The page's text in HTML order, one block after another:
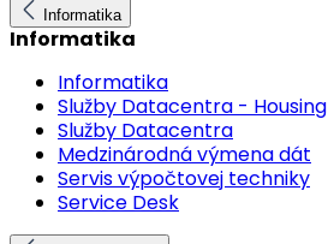
Informatika
Informatika
Informatika
Služby Datacentra - Housing
Služby Datacentra
Medzinárodná výmena dát
Servis výpočtovej techniky
Service Desk